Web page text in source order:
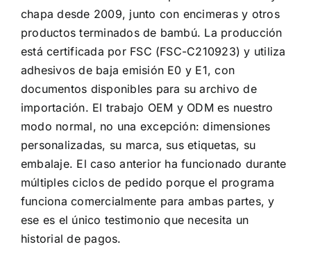
chapa desde 2009, junto con encimeras y otros
productos terminados de bambú. La producción
está certificada por FSC (FSC-C210923) y utiliza
adhesivos de baja emisión E0 y E1, con
documentos disponibles para su archivo de
importación. El trabajo OEM y ODM es nuestro
modo normal, no una excepción: dimensiones
personalizadas, su marca, sus etiquetas, su
embalaje. El caso anterior ha funcionado durante
múltiples ciclos de pedido porque el programa
funciona comercialmente para ambas partes, y
ese es el único testimonio que necesita un
historial de pagos.